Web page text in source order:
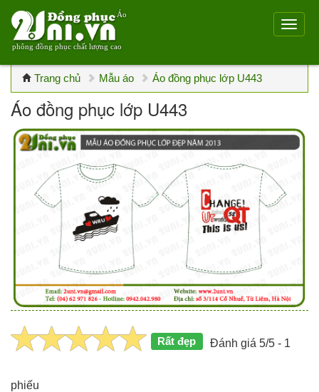
Áo
phông đồng phục chất lượng cao
Trang chủ Mẫu áo Áo đồng phục lớp U443
Áo đồng phục lớp U443
Rất đẹp Đánh giá 5/5 - 1
phiếu